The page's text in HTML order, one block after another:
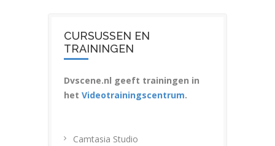
CURSUSSEN EN
TRAININGEN
Dvscene.nl geeft trainingen in
het Videotrainingscentrum.
Camtasia Studio